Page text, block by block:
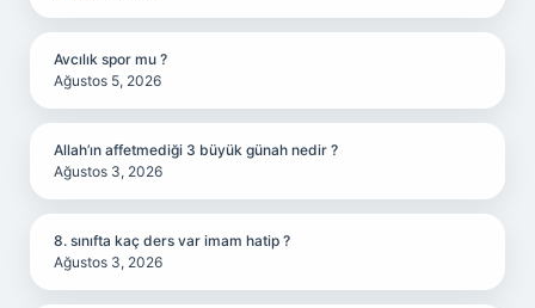
Avcılık spor mu ?
Ağustos 5, 2026
Allah’ın affetmediği 3 büyük günah nedir ?
Ağustos 3, 2026
8. sınıfta kaç ders var imam hatip ?
Ağustos 3, 2026